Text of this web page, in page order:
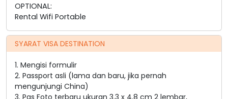
OPTIONAL:
Rental Wifi Portable
SYARAT VISA DESTINATION
1. Mengisi formulir
2. Passport asli (lama dan baru, jika pernah
mengunjungi China)
3. Pas Foto terbaru ukuran 3.3 x 4.8 cm 2 lembar,